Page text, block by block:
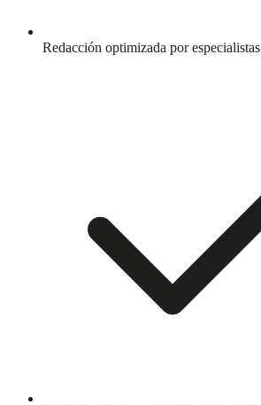
Redacción optimizada por especialistas